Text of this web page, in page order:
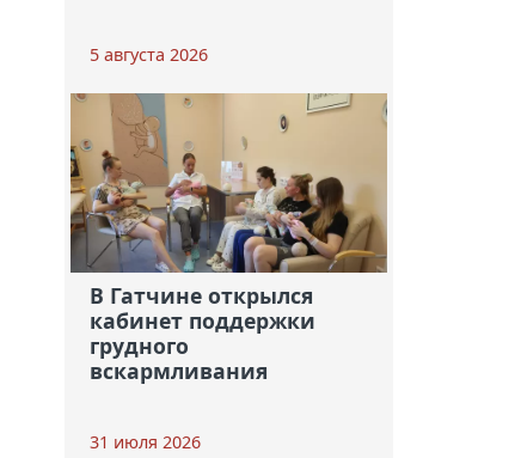
5 августа 2026
В Гатчине открылся
кабинет поддержки
грудного
вскармливания
31 июля 2026